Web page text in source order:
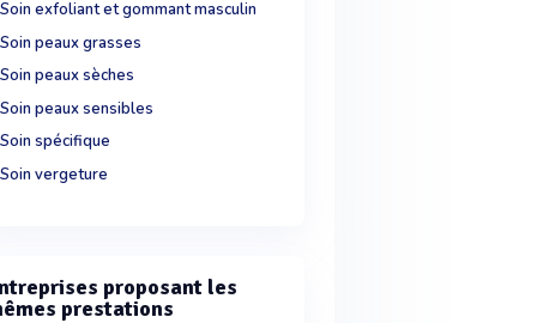
Soin exfoliant et gommant masculin
Soin peaux grasses
Soin peaux sèches
Soin peaux sensibles
Soin spécifique
Soin vergeture
proposant les
prestations